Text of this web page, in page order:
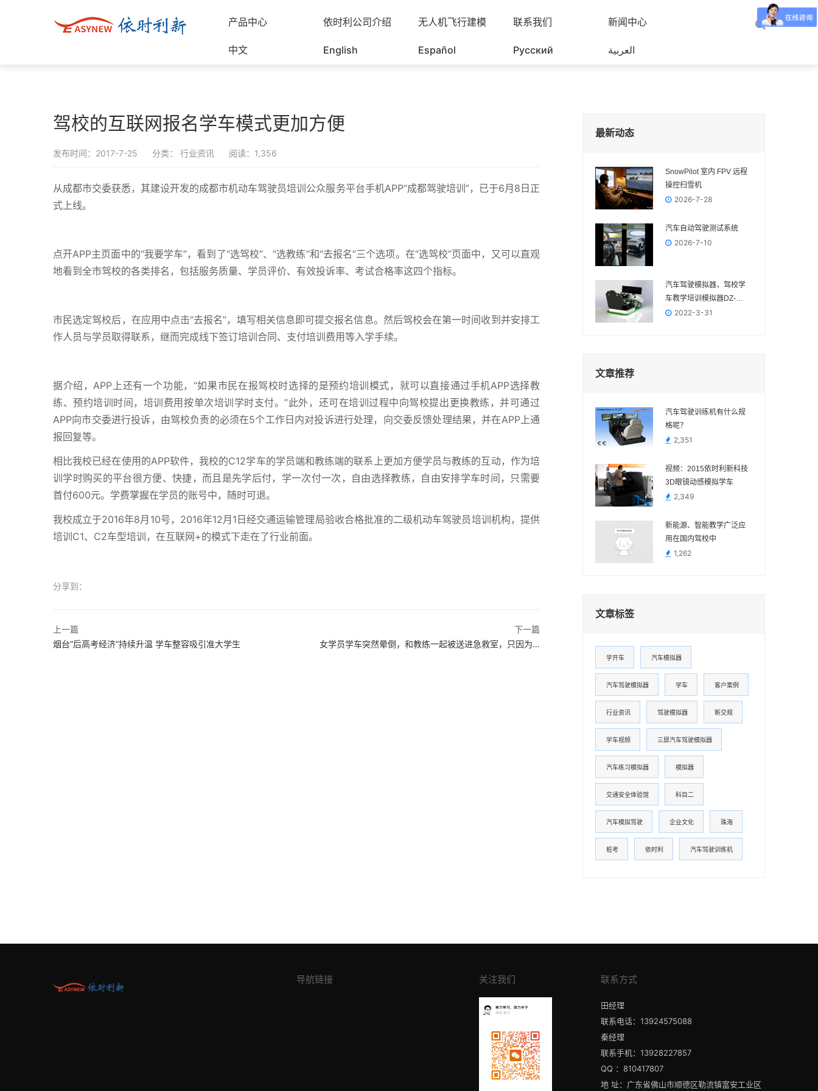
产品中心 依时利公司介绍 无人机飞行建模 联系我们 新闻中心
中文 English Español Русский العربية
驾校的互联网报名学车模式更加方便
发布时间：2017-7-25 分类： 行业资讯 阅读：1,356
从成都市交委获悉，其建设开发的成都市机动车驾驶员培训公众服务平台手机APP“成都驾驶培训”，已于6月8日正
式上线。
点开APP主页面中的“我要学车”，看到了“选驾校”、“选教练”和“去报名”三个选项。在“选驾校”页面中，又可以直观
地看到全市驾校的各类排名，包括服务质量、学员评价、有效投诉率、考试合格率这四个指标。
市民选定驾校后，在应用中点击“去报名”，填写相关信息即可提交报名信息。然后驾校会在第一时间收到并安排工
作人员与学员取得联系，继而完成线下签订培训合同、支付培训费用等入学手续。
据介绍，APP上还有一个功能，“如果市民在报驾校时选择的是预约培训模式，就可以直接通过手机APP选择教
练、预约培训时间，培训费用按单次培训学时支付。”此外，还可在培训过程中向驾校提出更换教练，并可通过
APP向市交委进行投诉，由驾校负责的必须在5个工作日内对投诉进行处理，向交委反馈处理结果，并在APP上通
报回复等。
相比我校已经在使用的APP软件，我校的C12学车的学员端和教练端的联系上更加方便学员与教练的互动，作为培
训学时购买的平台很方便、快捷，而且是先学后付，学一次付一次，自由选择教练，自由安排学车时间，只需要
首付600元。学费掌握在学员的账号中，随时可退。
我校成立于2016年8月10号，2016年12月1日经交通运输管理局验收合格批准的二级机动车驾驶员培训机构，提供
培训C1、C2车型培训，在互联网+的模式下走在了行业前面。
分享到：
上一篇
烟台“后高考经济”持续升温 学车整容吸引准大学生
下一篇
女学员学车突然晕倒，和教练一起被送进急救室，只因为…
最新动态
SnowPilot 室内 FPV 远程
操控扫雪机
2026-7-28
汽车自动驾驶测试系统
2026-7-10
汽车驾驶模拟器，驾校学
车教学培训模拟器DZ-
20222022-3-31
文章推荐
汽车驾驶训练机有什么规
格呢？
2,351
视频：2015依时利新科技
3D眼镜动感模拟学车
2,349
新能源、智能教学广泛应
用在国内驾校中
1,262
文章标签
学开车 汽车模拟器
汽车驾驶模拟器 学车 客户案例
行业资讯 驾驶模拟器 新交规
学车视频 三屏汽车驾驶模拟器
汽车练习模拟器 模拟器
交通安全体验馆 科目二
汽车模拟驾驶 企业文化 珠海
桩考 依时利 汽车驾驶训练机
导航链接 关注我们 联系方式
田经理
联系电话：13924575088
秦经理
联系手机：13928227857
QQ ：810417807
地 址：广东省佛山市顺德区勒流镇富安工业区